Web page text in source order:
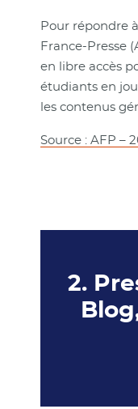
Pour répondre
France-Presse
en libre accès
étudiants en
les contenus
Source : AFP –
2.